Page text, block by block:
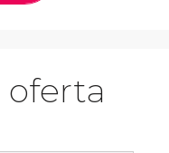
oferta